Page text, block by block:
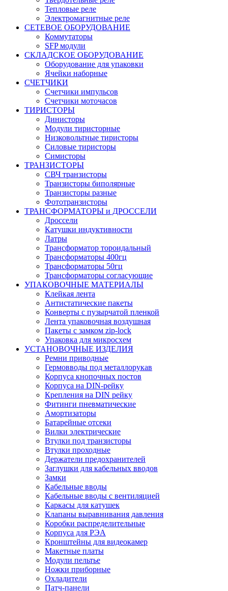
Тепловые реле
Электромагнитные реле
СЕТЕВОЕ ОБОРУДОВАНИЕ
Коммутаторы
SFP модули
СКЛАДСКОЕ ОБОРУДОВАНИЕ
Оборудование для упаковки
Ячейки наборные
СЧЕТЧИКИ
Счетчики импульсов
Счетчики моточасов
ТИРИСТОРЫ
Динисторы
Модули тиристорные
Низковольтные тиристоры
Силовые тиристоры
Симисторы
ТРАНЗИСТОРЫ
СВЧ транзисторы
Транзисторы биполярные
Транзисторы разные
Фототранзисторы
ТРАНСФОРМАТОРЫ и ДРОССЕЛИ
Дроссели
Катушки индуктивности
Латры
Трансформатор тороидальный
Трансформаторы 400гц
Трансформаторы 50гц
Трансформаторы согласующие
УПАКОВОЧНЫЕ МАТЕРИАЛЫ
Клейкая лента
Антистатические пакеты
Конверты с пузырчатой пленкой
Лента упаковочная воздушная
Пакеты с замком zip-lock
Упаковка для микросхем
УСТАНОВОЧНЫЕ ИЗДЕЛИЯ
Ремни приводные
Гермовводы под металлорукав
Корпуса кнопочных постов
Корпуса на DIN-рейку
Крепления на DIN рейку
Фитинги пневматические
Амортизаторы
Батарейные отсеки
Вилки электрические
Втулки под транзисторы
Втулки проходные
Держатели предохранителей
Заглушки для кабельных вводов
Замки
Кабельные вводы
Кабельные вводы с вентиляцией
Каркасы для катушек
Клапаны выравнивания давления
Коробки распределительные
Корпуса для РЭА
Кронштейны для видеокамер
Макетные платы
Модули пельтье
Ножки приборные
Охладители
Патч-панели